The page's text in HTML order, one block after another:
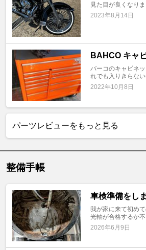
見た目が良くなりま
2023年8月14日
BAHCO キャ
バーコのキャビネ
れでも入りきらない
2022年10月8日
パーツレビューをもっと見る
整備手帳
車検準備をし
我が家に来て初め
光軸が合格するか不
2026年6月9日